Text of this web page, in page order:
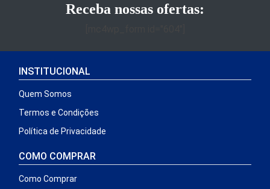
Receba nossas ofertas:
INSTITUCIONAL
Quem Somos
Termos e Condições
Política de Privacidade
COMO COMPRAR
Como Comprar